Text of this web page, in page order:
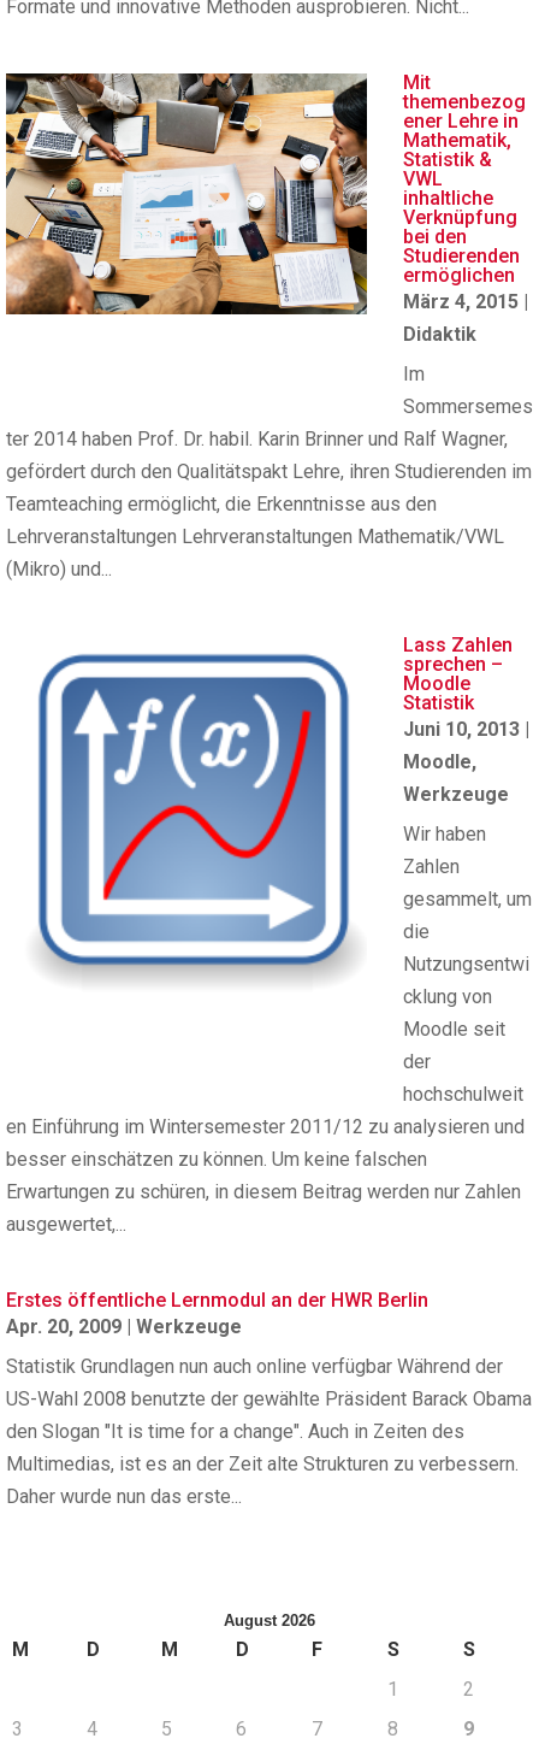
Formate und innovative Methoden ausprobieren. Nicht...
Mit
themenbezog
ener Lehre in
Mathematik,
Statistik &
VWL
inhaltliche
Verknüpfung
bei den
Studierenden
ermöglichen
März 4, 2015 |
Didaktik
Im
Sommersemes
ter 2014 haben Prof. Dr. habil. Karin Brinner und Ralf Wagner,
gefördert durch den Qualitätspakt Lehre, ihren Studierenden im
Teamteaching ermöglicht, die Erkenntnisse aus den
Lehrveranstaltungen Lehrveranstaltungen Mathematik/VWL
(Mikro) und...
Lass Zahlen
sprechen –
Moodle
Statistik
Juni 10, 2013 |
Moodle,
Werkzeuge
Wir haben
Zahlen
gesammelt, um
die
Nutzungsentwi
cklung von
Moodle seit
der
hochschulweit
en Einführung im Wintersemester 2011/12 zu analysieren und
besser einschätzen zu können. Um keine falschen
Erwartungen zu schüren, in diesem Beitrag werden nur Zahlen
ausgewertet,...
Erstes öffentliche Lernmodul an der HWR Berlin
Apr. 20, 2009 | Werkzeuge
Statistik Grundlagen nun auch online verfügbar Während der
US-Wahl 2008 benutzte der gewählte Präsident Barack Obama
den Slogan "It is time for a change". Auch in Zeiten des
Multimedias, ist es an der Zeit alte Strukturen zu verbessern.
Daher wurde nun das erste...
August 2026
M D M D F S
S
1
2
3
4 5 6 7 8
9